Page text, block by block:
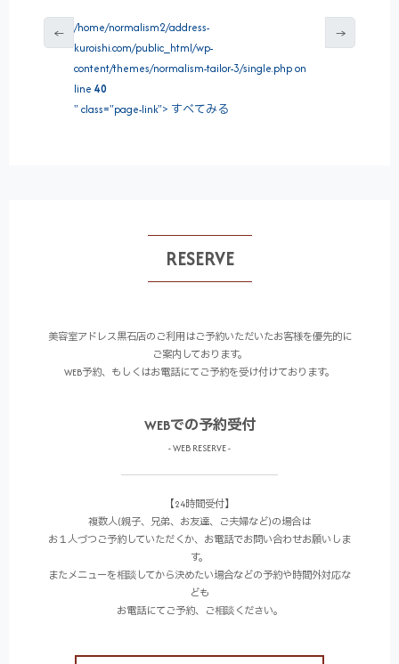
←
/home/normalism2/address-
kuroishi.com/public_html/wp-
content/themes/normalism-tailor-3/single.php on
line40
" class="page-link"> すべてみる
→
RESERVE
美容室アドレス黒石店のご利用はご予約いただいたお客様を優先的に
ご案内しております。
WEB予約、もしくはお電話にてご予約を受け付けております。
WEBでの予約受付
- WEB RESERVE -
【24時間受付】
複数人(親子、兄弟、お友達、ご夫婦など)の場合は
お１人づつご予約していただくか、お電話でお問い合わせお願いしま
す。
またメニューを相談してから決めたい場合などの予約や時間外対応な
ども
お電話にてご予約、ご相談ください。